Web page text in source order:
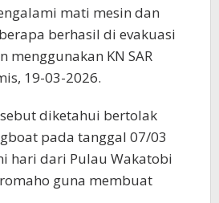
mati mesin dan
berhasil di evakuasi
menggunakan KN SAR
19-03-2026.
diketahui bertolak
pada tanggal 07/03
hari dari Pulau Wakatobi
guna membuat